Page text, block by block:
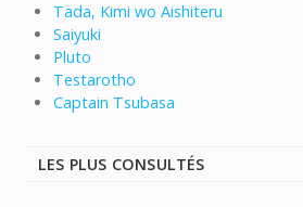
Tada, Kimi wo Aishiteru
Saiyuki
Pluto
Testarotho
Captain Tsubasa
LES PLUS CONSULTÉS